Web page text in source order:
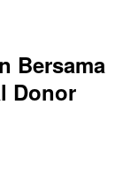
Bersama
Donor